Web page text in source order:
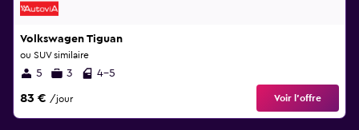
Volkswagen Tiguan
ou SUV similaire
5 3 4-5
83 € /jour Voir l’offre